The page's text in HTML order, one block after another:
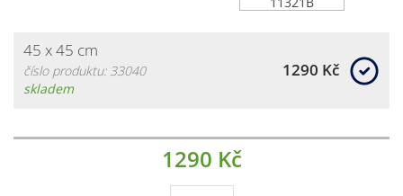
45 x 45 cm
číslo produktu: 33040
skladem
1290 Kč
1290 Kč